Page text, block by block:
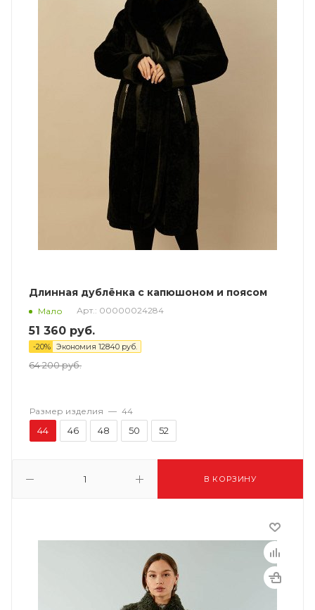
Длинная дублёнка с капюшоном и поясом
Мало Арт.: 00000024284
51 360 руб.
-20% Экономия 12840 руб.
64 200руб.
В КОРЗИНУ
Размер изделия — 44
44 46 48 50 52